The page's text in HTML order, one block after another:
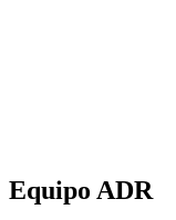
Equipo ADR